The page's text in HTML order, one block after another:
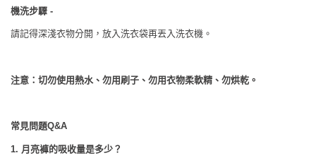
機洗步驟 -
請記得深淺衣物分開，放入洗衣袋再丟入洗衣機。
注意：切勿使用熱水、勿用刷子、勿用衣物柔軟精、勿烘乾。
常見問題Q&A
1. 月亮褲的吸收量是多少？